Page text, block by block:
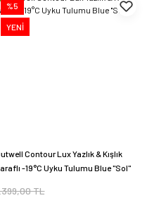
%5
YENİ
Contour Lux Yazlık & Kışlık
-19°C Uyku Tulumu Blue ''Sol''
TL